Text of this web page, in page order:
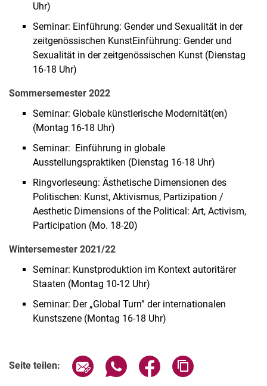
Uhr)
Seminar: Einführung: Gender und Sexualität in der
zeitgenössischen KunstEinführung: Gender und
Sexualität in der zeitgenössischen Kunst (Dienstag
16-18 Uhr)
Sommersemester 2022
Seminar: Globale künstlerische Modernität(en)
(Montag 16-18 Uhr)
Seminar: Einführung in globale
Ausstellungspraktiken (Dienstag 16-18 Uhr)
Ringvorleseung: Ästhetische Dimensionen des
Politischen: Kunst, Aktivismus, Partizipation /
Aesthetic Dimensions of the Political: Art, Activism,
Participation (Mo. 18-20)
Wintersemester 2021/22
Seminar: Kunstproduktion im Kontext autoritärer
Staaten (Montag 10-12 Uhr)
Seminar: Der „Global Turn” der internationalen
Kunstszene (Montag 16-18 Uhr)
Seite teilen: Seite über E-Mail teilen
Seite über WhatsApp teilen
Seite über Facebook